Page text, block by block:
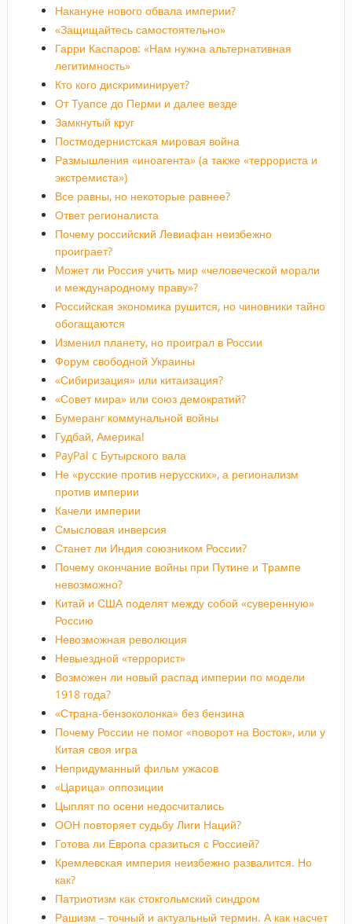
Накануне нового обвала империи?
«Защищайтесь самостоятельно»
Гарри Каспаров: «Нам нужна альтернативная
легитимность»
Кто кого дискриминирует?
От Туапсе до Перми и далее везде
Замкнутый круг
Постмодернистская мировая война
Размышления «иноагента» (а также «террориста и
экстремиста»)
Все равны, но некоторые равнее?
Ответ регионалиста
Почему российский Левиафан неизбежно
проиграет?
Может ли Россия учить мир «человеческой морали
и международному праву»?
Российская экономика рушится, но чиновники тайно
обогащаются
Изменил планету, но проиграл в России
Форум свободной Украины
«Сибиризация» или китаизация?
«Совет мира» или союз демократий?
Бумеранг коммунальной войны
Гудбай, Америка!
PayPal c Бутырского вала
Не «русские против нерусских», а регионализм
против империи
Качели империи
Смысловая инверсия
Станет ли Индия союзником России?
Почему окончание войны при Путине и Трампе
невозможно?
Китай и США поделят между собой «суверенную»
Россию
Невозможная революция
Невыездной «террорист»
Возможен ли новый распад империи по модели
1918 года?
«Страна-бензоколонка» без бензина
Почему России не помог «поворот на Восток», или у
Китая своя игра
Непридуманный фильм ужасов
«Царица» оппозиции
Цыплят по осени недосчитались
ООН повторяет судьбу Лиги Наций?
Готова ли Европа сразиться с Россией?
Кремлевская империя неизбежно развалится. Но
как?
Патриотизм как стокгольмский синдром
Рашизм – точный и актуальный термин. А как насчет